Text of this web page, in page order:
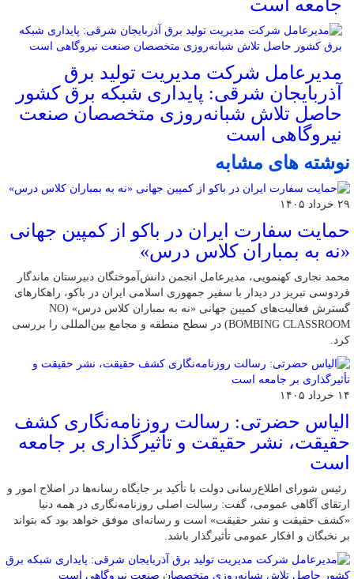
جامعه است
مدیرعامل شرکت مدیریت تولید برق
آذربایجان شرقی: پایداری شبکه برق کشور
حاصل تلاش شبانه‌روزی متخصصان صنعت
نیروگاهی است
نوشته های مشابه
۲۹ خرداد ۱۴۰۵
حمایت سفارت ایران در باکو از کمپین جهانی
«نه به بمباران کلاس درس»
محمد نجاری کهنمویی، مدیرعامل انجمن دانش‌آموختگان دبیرستان ماندگار
فردوسی تبریز در دیدار با سفیر جمهوری اسلامی ایران در باکو، راهکارهای
گسترش فعالیت‌های کمپین جهانی «نه به بمباران کلاس درس» (NO
BOMBING CLASSROOM) در سطح منطقه و مجامع بین‌المللی را بررسی
کرد.
۱۴ خرداد ۱۴۰۵
الیاس حضرتی: رسالت روزنامه‌نگاری کشف
حقیقت، نشر حقیقت و تأثیرگذاری بر جامعه
است
رئیس شورای اطلاع‌رسانی دولت با تأکید بر جایگاه رسانه‌ها در اصلاح امور و
ارتقای آگاهی عمومی، گفت: رسالت اصلی روزنامه‌نگاری در همه دنیا
«کشف حقیقت و نشر حقیقت» است و رسانه‌ای موفق خواهد بود که بتواند
بر نخبگان و افکار عمومی تأثیرگذار باشد.